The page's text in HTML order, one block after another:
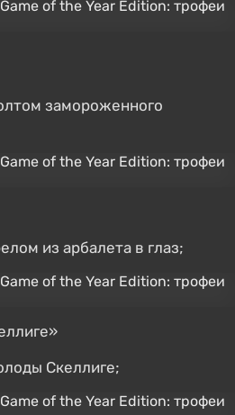
замороженного
из арбалета в глаз;
Скеллиге;